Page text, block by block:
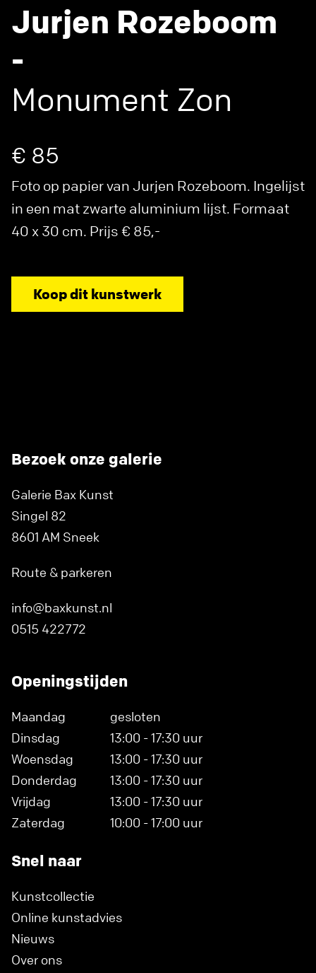
Jurjen Rozeboom
-
Monument Zon
€ 85
Foto op papier van Jurjen Rozeboom. Ingelijst
in een mat zwarte aluminium lijst. Formaat
40 x 30 cm. Prijs € 85,-
Koop dit kunstwerk
Bezoek onze galerie
Galerie Bax Kunst
Singel 82
8601 AM Sneek
Route & parkeren
info@baxkunst.nl
0515 422772
Openingstijden
Maandag
gesloten
Dinsdag
13:00 - 17:30 uur
Woensdag
13:00 - 17:30 uur
Donderdag
13:00 - 17:30 uur
Vrijdag
13:00 - 17:30 uur
Zaterdag
10:00 - 17:00 uur
Snel naar
Kunstcollectie
Online kunstadvies
Nieuws
Over ons